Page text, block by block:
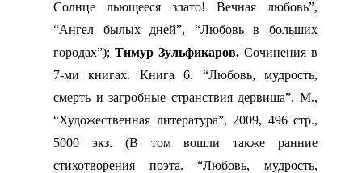
Солнце льющееся злато! Вечная любовь”,
“Ангел былых дней”, “Любовь в больших
городах”); Тимур Зульфикаров. Сочинения в
7-ми книгах. Книга 6. “Любовь, мудрость,
смерть и загробные странствия дервиша”. М.,
“Художественная литература”, 2009, 496 стр.,
5000 экз. (В том вошли также ранние
стихотворения поэта. “Любовь, мудрость,